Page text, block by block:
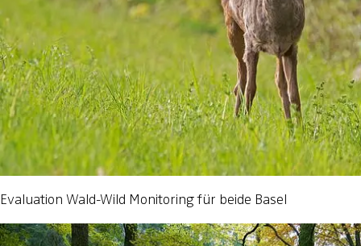
Evaluation Wald-Wild Monitoring für beide Basel